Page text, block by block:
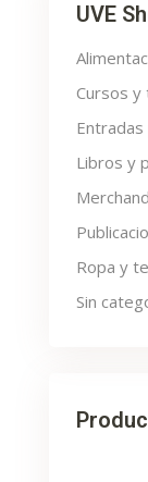
UVE
Cursos y
Libros y
Ropa y
Sin